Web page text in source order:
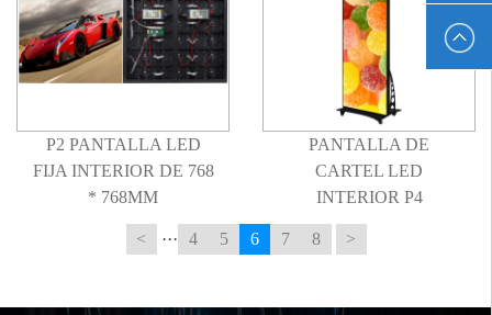
P2 PANTALLA LED
FIJA INTERIOR DE 768
* 768MM
PANTALLA DE
CARTEL LED
INTERIOR P4
< ··· 4 5 6 7 8 >